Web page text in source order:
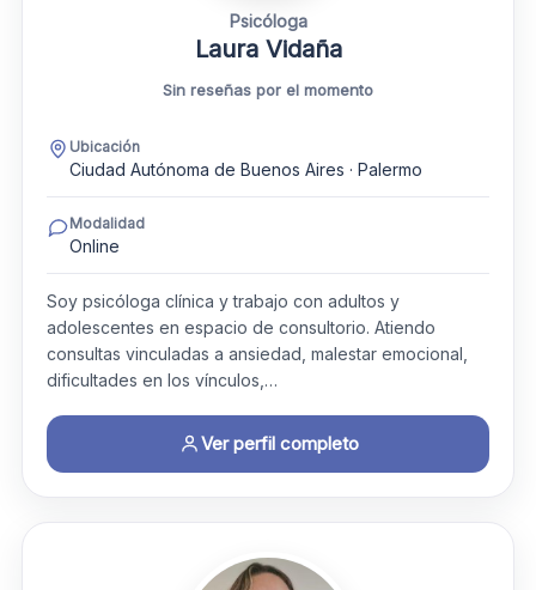
Psicóloga
Laura Vidaña
Sin reseñas por el momento
Ubicación
Ciudad Autónoma de Buenos Aires · Palermo
Modalidad
Online
Soy psicóloga clínica y trabajo con adultos y
adolescentes en espacio de consultorio. Atiendo
consultas vinculadas a ansiedad, malestar emocional,
dificultades en los vínculos,…
Ver perfil completo